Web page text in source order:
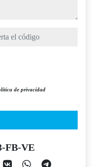
de privacidad
FB-VE